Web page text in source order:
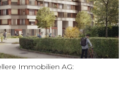
Immobilien AG: